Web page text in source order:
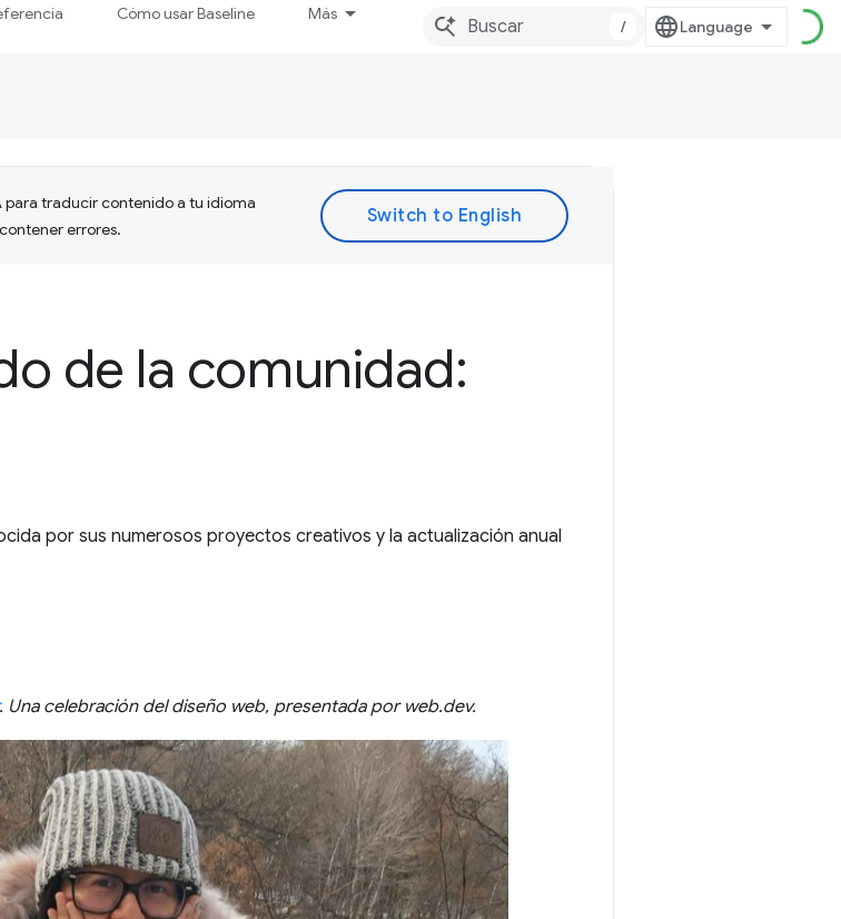
Cómo usar Baseline Más
/
traducir contenido a tu idioma
errores.
de la comunidad:
por sus numerosos proyectos creativos y la actualización anual
. Una celebración del diseño web, presentada por web.dev.